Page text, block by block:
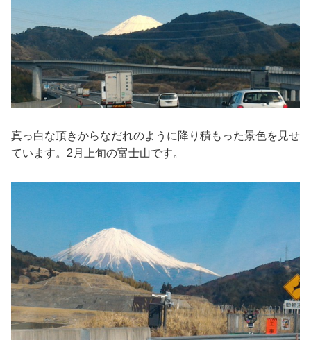
真っ白な頂きからなだれのように降り積もった景色を見せ
ています。2月上旬の富士山です。